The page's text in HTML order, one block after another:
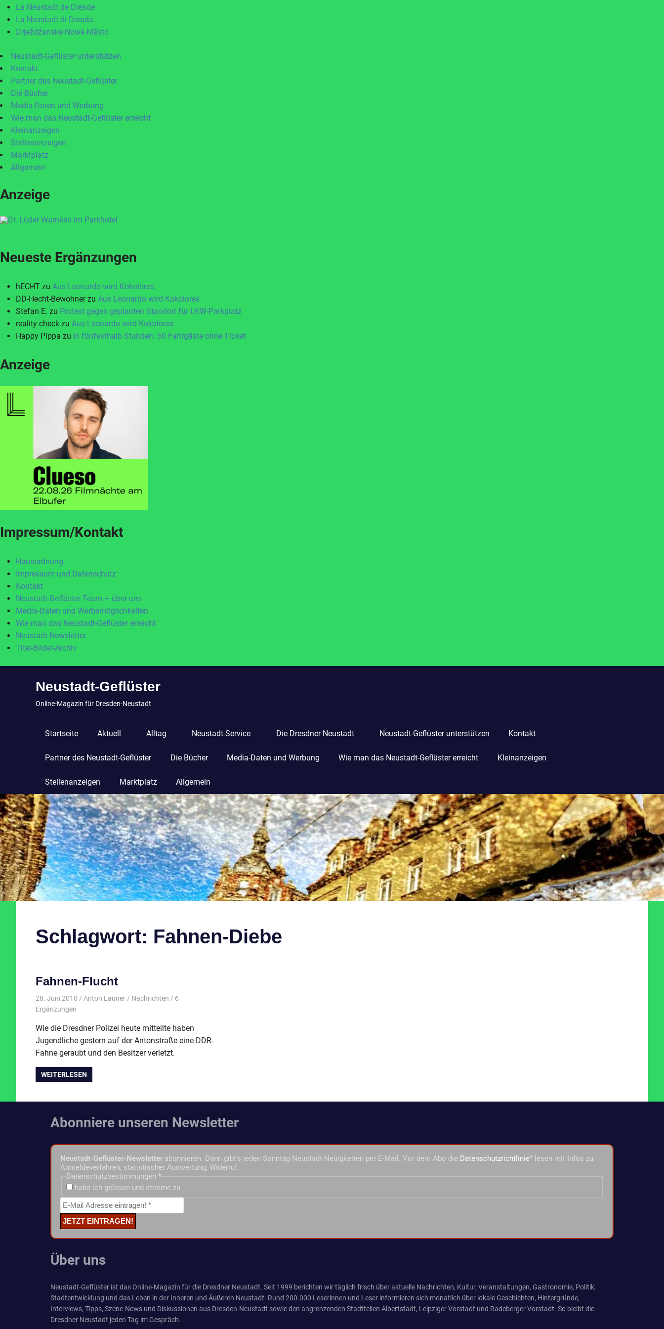
La Neustadt de Dresde
La Neustadt di Dresda
Drježdźanske Nowe Město
Neustadt-Geflüster unterstützen
Kontakt
Partner des Neustadt-Geflüster
Die Bücher
Media-Daten und Werbung
Wie man das Neustadt-Geflüster erreicht
Kleinanzeigen
Stellenanzeigen
Marktplatz
Allgemein
Anzeige
Neueste Ergänzungen
hECHT zu Aus Leonardo wird Kokolores
DD-Hecht-Bewohnerzu Aus Leonardo wird Kokolores
Stefan E. zu Protest gegen geplanten Standort für LKW-Parkplatz
reality check zu Aus Leonardo wird Kokolores
Happy Pippa zu In fünfeinhalb Stunden: 50 Fahrgäste ohne Ticket
Anzeige
Impressum/Kontakt
Hausordnung
Impressum und Datenschutz
Kontakt
Neustadt-Geflüster-Team – über uns
Media-Daten und Werbemöglichkeiten
Wie man das Neustadt-Geflüster erreicht
Neustadt-Newsletter
Titel-Bilder-Archiv
Neustadt-Geflüster
Online-Magazin für Dresden-Neustadt
Startseite Aktuell Alltag Neustadt-Service Die Dresdner Neustadt Neustadt-Geflüster unterstützen Kontakt
Partner des Neustadt-Geflüster Die Bücher Media-Daten und Werbung Wie man das Neustadt-Geflüster erreicht Kleinanzeigen
Stellenanzeigen Marktplatz Allgemein
Schlagwort: Fahnen-Diebe
Fahnen-Flucht
28. Juni 2010 Anton Launer Nachrichten / 6
Ergänzungen
Wie die Dresdner Polizei heute mitteilte haben
Jugendliche gestern auf der Antonstraße eine DDR-
Fahne geraubt und den Besitzer verletzt.
WEITERLESEN
Abonniere unseren Newsletter
Neustadt-Geflüster-Newsletter abonnieren. Dann gibt's jeden Sonntag Neustadt-Neuigkeiten per E-Mail. Vor dem Abo die Datenschutzrichtlinie* lesen mit Infos zu
Anmeldeverfahren, statistischer Auswertung, Widerruf.
Datenschutzbestimmungen *
habe ich gelesen und stimme zu
Über uns
Neustadt-Geflüster ist das Online-Magazin für die Dresdner Neustadt. Seit 1999 berichten wir täglich frisch über aktuelle Nachrichten, Kultur, Veranstaltungen, Gastronomie, Politik,
Stadtentwicklung und das Leben in der Inneren und Äußeren Neustadt. Rund 200.000 Leserinnen und Leser informieren sich monatlich über lokale Geschichten, Hintergründe,
Interviews, Tipps, Szene-News und Diskussionen aus Dresden-Neustadt sowie den angrenzenden Stadtteilen Albertstadt, Leipziger Vorstadt und Radeberger Vorstadt. So bleibt die
Dresdner Neustadt jeden Tag im Gespräch.